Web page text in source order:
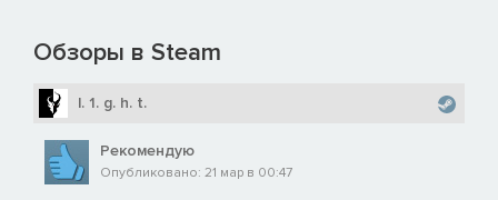
Обзоры в Steam
l. 1. g. h. t.
Рекомендую
Опубликовано: 21 мар в 00:47